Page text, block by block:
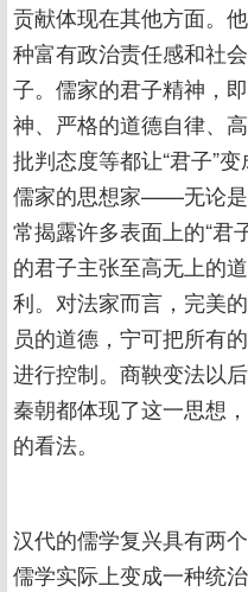
贡献体现在其他方面。
种富有政治责任感和社
子。儒家的君子精神，
神、严格的道德自律、
批判态度等都让“君子”
儒家的思想家——无论是
常揭露许多表面上的“君
的君子主张至高无上的
利。对法家而言，完美
员的道德，宁可把所有
进行控制。商鞅变法以
秦朝都体现了这一思想
的看法。
汉代的儒学复兴具有两
儒学实际上变成一种统